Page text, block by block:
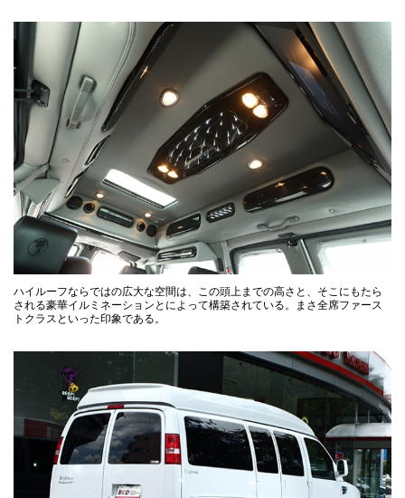
ハイルーフならではの広大な空間は、この頭上までの高さと、そこにもたら
される豪華イルミネーションとによって構築されている。まさ全席ファース
トクラスといった印象である。